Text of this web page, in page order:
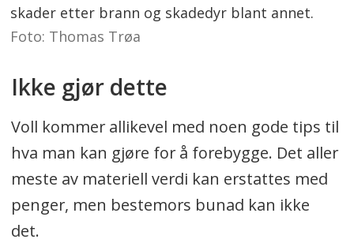
skader etter brann og skadedyr blant annet.
Foto: Thomas Trøa
Ikke gjør dette
Voll kommer allikevel med noen gode tips til
hva man kan gjøre for å forebygge. Det aller
meste av materiell verdi kan erstattes med
penger, men bestemors bunad kan ikke
det.